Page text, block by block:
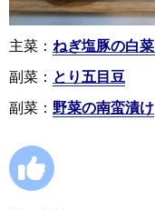
主菜： ねぎ塩豚の白
副菜： とり五目豆
副菜： 野菜の南蛮漬け